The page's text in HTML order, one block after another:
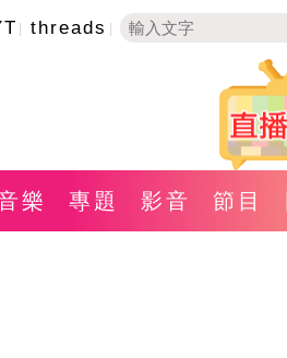
threads
樂 專題 影音 節目